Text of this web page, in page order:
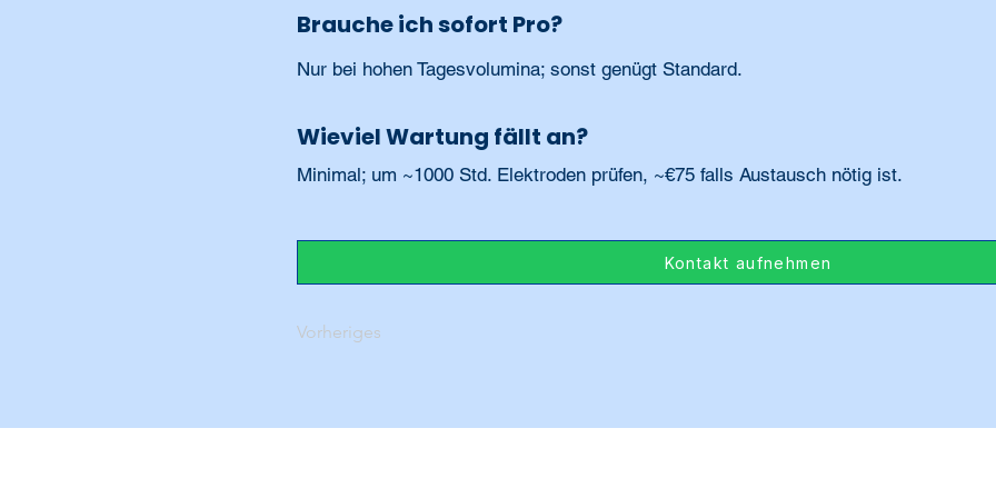
Brauche ich sofort Pro?
Nur bei hohen Tagesvolumina; sonst genügt Standard.
Wieviel Wartung fällt an?
Minimal; um ~1000 Std. Elektroden prüfen, ~€75 falls Austausch nötig ist.
Kontakt aufnehmen
Vorheriges